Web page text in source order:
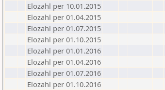
Elozahl per 10.01.2015
Elozahl per 01.04.2015
Elozahl per 01.07.2015
Elozahl per 01.10.2015
Elozahl per 01.01.2016
Elozahl per 01.04.2016
Elozahl per 01.07.2016
Elozahl per 01.10.2016